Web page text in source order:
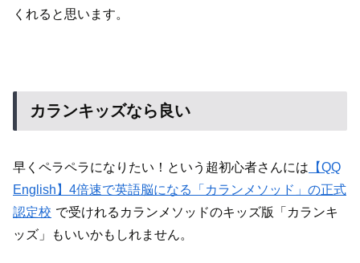
くれると思います。
カランキッズなら良い
早くペラペラになりたい！という超初心者さんには 【QQ
English】4倍速で英語脳になる「カランメソッド」の正式
認定校 で受けれるカランメソッドのキッズ版「カランキ
ッズ」もいいかもしれません。